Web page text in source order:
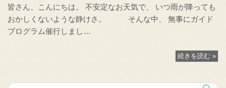
皆さん、こんにちは。 不安定なお天気で、 いつ雨が降っても
おかしくないような静けさ。 そんな中、 無事にガイド
プログラム催行しまし…
続きを読む »